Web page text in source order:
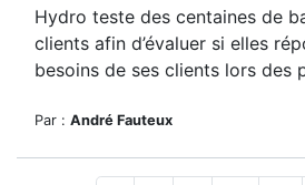
Hydro teste des centaines de
clients afin d’évaluer si elles
besoins de ses clients lors des
Par : André Fauteux